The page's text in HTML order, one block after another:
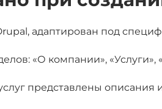
адаптирован под
«О компании»,
представлены